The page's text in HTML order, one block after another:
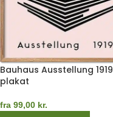
Bauhaus Ausstellung 1919
plakat
fra 99,00 kr.